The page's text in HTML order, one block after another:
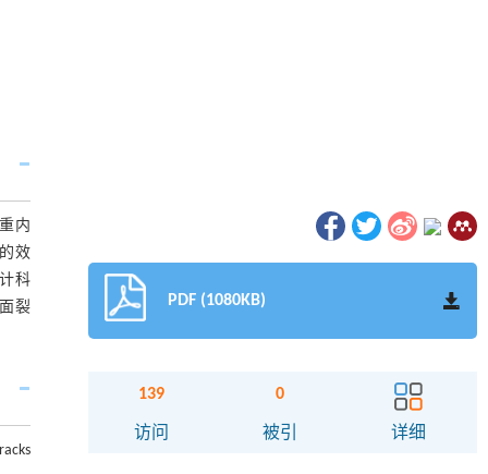
内
效
科
裂
PDF (1080KB)
139
访问
0
被引 详细